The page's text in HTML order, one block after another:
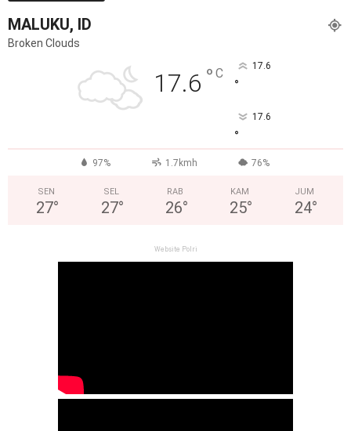
MALUKU, ID
Broken Clouds
17.6 ° C 17.6
°
17.6
°
97% 1.7kmh 76%
SEN
27°
SEL
27°
RAB
26°
KAM
25°
JUM
24°
Website Polri